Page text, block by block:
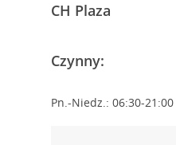
CH Plaza
Czynny:
Pn.-Niedz.: 06:30-21:00